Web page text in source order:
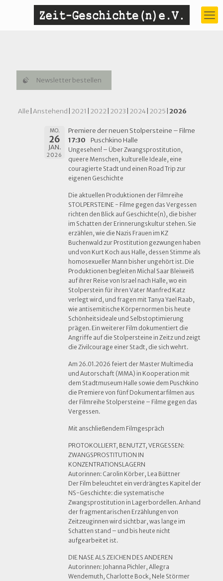
Newsletter bestellen
Alle Anstehend 2021 2022 2023 2024 2025 2026
MO.
26
JAN.
2026
Premiere der neuen Stolpersteine – Filme
17:30
Puschkino Halle
Ungesehen! – Über Zwangsprostitution,
queere Menschen, kulturelle Ideale, eine
couragierte Stadt und einen Road Trip zur
eigenen Geschichte
Die aktuellen Produktionen der Filmreihe
STOLPERSTEINE - Filme gegen das Vergessen
richten den Blick auf Geschichte(n), die bisher
im Schatten der Erinnerungskultur stehen. Sie
erzählen, wie die Nazis Frauen im KZ
Buchenwald zur Prostitution gezwungen haben
und von Kurt Koch aus Halle, dessen Stimme als
homosexueller Mann bisher ungehört ist. Die
Produktionen begleiten Michal Saar Bleiweiß
auf ihrer Reise von Israel nach Halle, wo ein
Stolperstein für ihren Vater Manfred Katz
verlegt wird, und fragen mit Tanya Yael Raab,
wie antisemitische Körpernormen bis heute
Schönheitsideale und Selbstoptimierung
prägen. Ein weiterer Film dokumentiert die
Angriffe auf die Stolpersteine in Zeitz und zeigt
die Zivilcourage einer Stadt, die sich wehrt.
Am 26.01.2026 feiert der Master Multimedia
und Autorschaft (MMA) in Kooperation mit
dem Stadtmuseum Halle sowie dem Puschkino
die Premiere von fünf Dokumentarfilmen aus
der Filmreihe Stolpersteine – Filme gegen das
Vergessen.
Mit anschließendem Filmgespräch
PROTOKOLLIERT, BENUTZT, VERGESSEN:
ZWANGSPROSTITUTION IN
KONZENTRATIONSLAGERN
Autorinnen: Carolin Körber, Lea Büttner
Der Film beleuchtet ein verdrängtes Kapitel der
NS-Geschichte: die systematische
Zwangsprostitution in Lagerbordellen. Anhand
der fragmentarischen Erzählungen von
Zeitzeuginnen wird sichtbar, was lange im
Schatten stand – und bis heute nicht
aufgearbeitet ist.
DIE NASE ALS ZEICHEN DES ANDEREN
Autorinnen: Johanna Pichler, Allegra
Wendemuth, Charlotte Bock, Nele Störmer